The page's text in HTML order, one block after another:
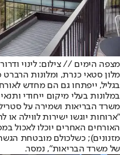
מצפה הימים // צילום: לינוי ודרור
מלון סטאי כנרת, ומלונות
במלונות בעלי מיקום ייחודי
משרד הבריאות ושמירה על
"ארוחות יוגשו ישירות לווילה
האורחים האחרים יוכלו לאכול
מזנונים); כשלכולם מובטחת
של משרד הבריאות", נמסר.